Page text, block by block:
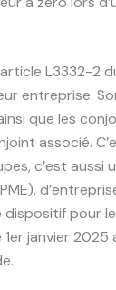
L3332-2
entreprise.
que les
associé.
c’est aussi
dispositif pour
janvier 2025